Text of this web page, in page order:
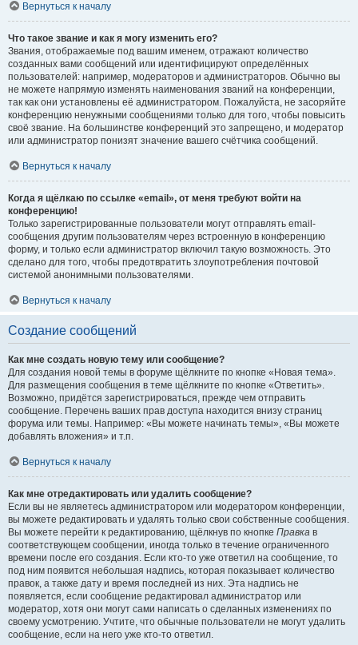
Вернуться к началу
Что такое звание и как я могу изменить его?
Звания, отображаемые под вашим именем, отражают количество
созданных вами сообщений или идентифицируют определённых
пользователей: например, модераторов и администраторов. Обычно вы
не можете напрямую изменять наименования званий на конференции,
так как они установлены её администратором. Пожалуйста, не засоряйте
конференцию ненужными сообщениями только для того, чтобы повысить
своё звание. На большинстве конференций это запрещено, и модератор
или администратор понизят значение вашего счётчика сообщений.
Вернуться к началу
Когда я щёлкаю по ссылке «email», от меня требуют войти на
конференцию!
Только зарегистрированные пользователи могут отправлять email-
сообщения другим пользователям через встроенную в конференцию
форму, и только если администратор включил такую возможность. Это
сделано для того, чтобы предотвратить злоупотребления почтовой
системой анонимными пользователями.
Вернуться к началу
Создание сообщений
Как мне создать новую тему или сообщение?
Для создания новой темы в форуме щёлкните по кнопке «Новая тема».
Для размещения сообщения в теме щёлкните по кнопке «Ответить».
Возможно, придётся зарегистрироваться, прежде чем отправить
сообщение. Перечень ваших прав доступа находится внизу страниц
форума или темы. Например: «Вы можете начинать темы», «Вы можете
добавлять вложения» и т.п.
Вернуться к началу
Как мне отредактировать или удалить сообщение?
Если вы не являетесь администратором или модератором конференции,
вы можете редактировать и удалять только свои собственные сообщения.
Вы можете перейти к редактированию, щёлкнув по кнопке Правка в
соответствующем сообщении, иногда только в течение ограниченного
времени после его создания. Если кто-то уже ответил на сообщение, то
под ним появится небольшая надпись, которая показывает количество
правок, а также дату и время последней из них. Эта надпись не
появляется, если сообщение редактировал администратор или
модератор, хотя они могут сами написать о сделанных изменениях по
своему усмотрению. Учтите, что обычные пользователи не могут удалить
сообщение, если на него уже кто-то ответил.